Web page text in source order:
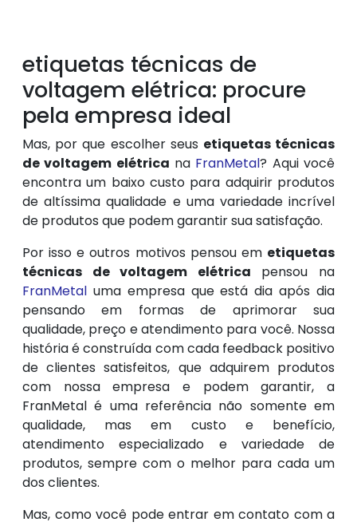
etiquetas técnicas de
voltagem elétrica: procure
pela empresa ideal
Mas, por que escolher seus etiquetas técnicas
de voltagem elétrica na FranMetal? Aqui você
encontra um baixo custo para adquirir produtos
de altíssima qualidade e uma variedade incrível
de produtos que podem garantir sua satisfação.
Por isso e outros motivos pensou em etiquetas
técnicas de voltagem elétrica pensou na
FranMetal uma empresa que está dia após dia
pensando em formas de aprimorar sua
qualidade, preço e atendimento para você. Nossa
história é construída com cada feedback positivo
de clientes satisfeitos, que adquirem produtos
com nossa empresa e podem garantir, a
FranMetal é uma referência não somente em
qualidade, mas em custo e benefício,
atendimento especializado e variedade de
produtos, sempre com o melhor para cada um
dos clientes.
Mas, como você pode entrar em contato com a